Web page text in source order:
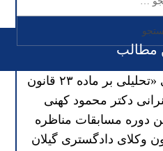
مطالب
ویدیوی دوره آموزشی «تحلیلی بر ماده ۲۳ قانون
دکتر محمود کهنی
دوره مسابقات مناظره
وکلای دادگستری گیلان